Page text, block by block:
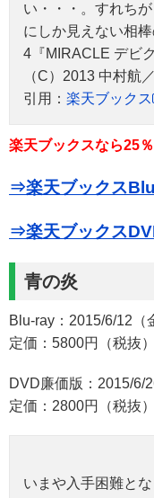
い・・・。すれち
にしか見えない相
4『MIRACLE デビ
（C）2013 中村航
引用： 楽天ブックス
楽天ブックスなら25
⇒楽天ブックス
⇒楽天ブックス
青の炎
Blu-ray：2015/6/12（
定価：5800円（税抜）
DVD廉価版：2015/6/
定価：2800円（税抜）
いまや入手困難と